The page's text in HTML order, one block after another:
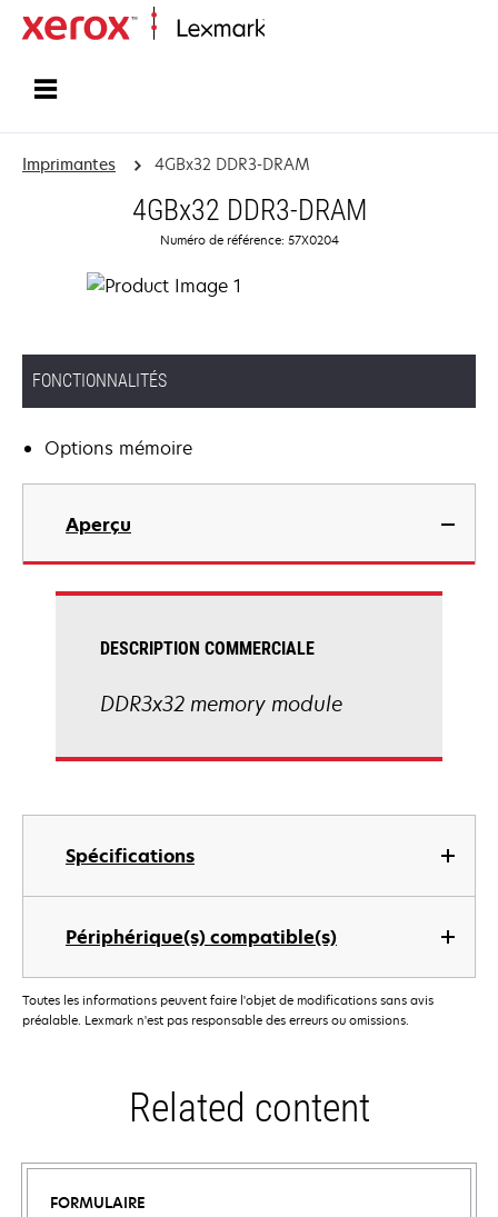
Imprimantes 4GBx32 DDR3-DRAM
4GBx32 DDR3-DRAM
Numéro de référence: 57X0204
FONCTIONNALITÉS
Options mémoire
Aperçu
Spécifications
Périphérique(s) compatible(s)
DESCRIPTION COMMERCIALE
DDR3x32 memory module
Toutes les informations peuvent faire l'objet de modifications sans avis
préalable. Lexmark n'est pas responsable des erreurs ou omissions.
Related content
FORMULAIRE